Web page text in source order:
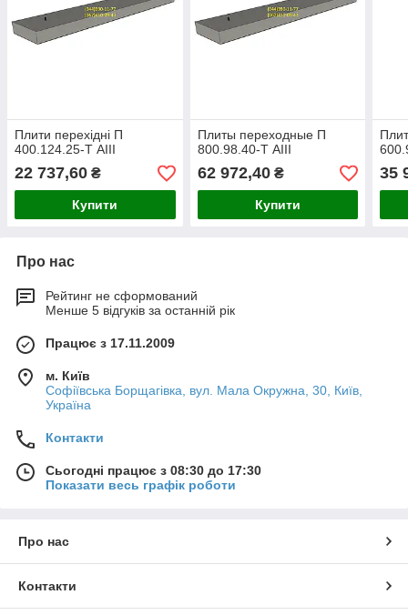
Плити перехідні П
400.124.25-Т АІІІ
22 737,60 ₴
Купити
Плиты переходные П
800.98.40-Т АІІІ
62 972,40₴
Купити
35
Про нас
Рейтинг не сформований
Менше 5 відгуків за останній рік
Працює з 17.11.2009
м. Київ
Софіївська Борщагівка, вул. Мала Окружна, 30, Київ,
Україна
Контакти
Сьогодні працює з 08:30 до 17:30
Показати весь графік роботи
Про нас
Контакти